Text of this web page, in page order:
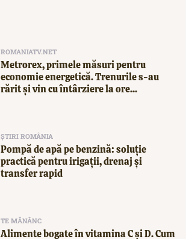
ROMANIATV.NET
Metrorex, primele măsuri pentru
economie energetică. Trenurile s-au
rărit și vin cu întârziere la ore...
ȘTIRI ROMÂNIA
Pompă de apă pe benzină: soluție
practică pentru irigații, drenaj și
transfer rapid
TE MĂNÂNC
Alimente bogate în vitamina C și D. Cum